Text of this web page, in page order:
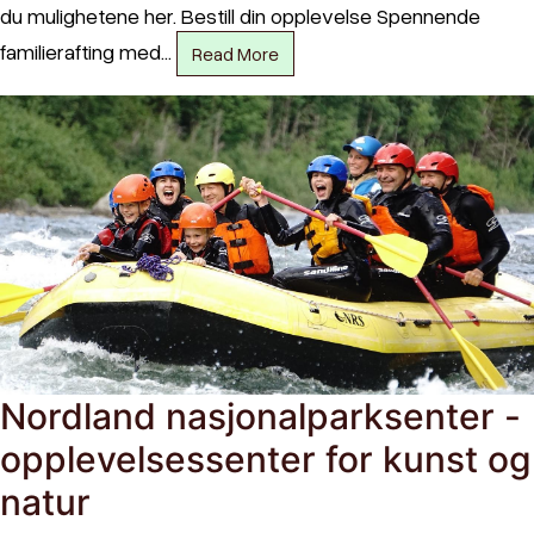
du mulighetene her. Bestill din opplevelse Spennende
familierafting med…
Read More
Nordland nasjonalparksenter -
opplevelsessenter for kunst og
natur